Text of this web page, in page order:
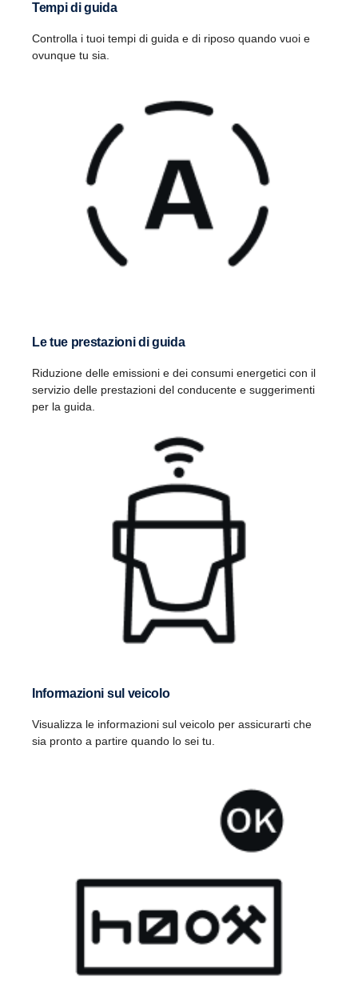
Tempi di guida
Controlla i tuoi tempi di guida e di riposo quando vuoi e
ovunque tu sia.
Le tue prestazioni di guida
Riduzione delle emissioni e dei consumi energetici con il
servizio delle prestazioni del conducente e suggerimenti
per la guida.
Informazioni sul veicolo
Visualizza le informazioni sul veicolo per assicurarti che
sia pronto a partire quando lo sei tu.